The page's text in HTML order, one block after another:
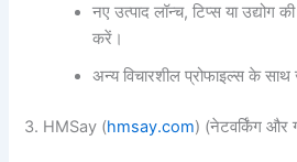
नए उत्पाद लॉन्च, टिप्स या उद्योग
करें।
अन्य विचारशील प्रोफाइल्स के
3. HMSay (hmsay.com) (नेटवर्किंग और